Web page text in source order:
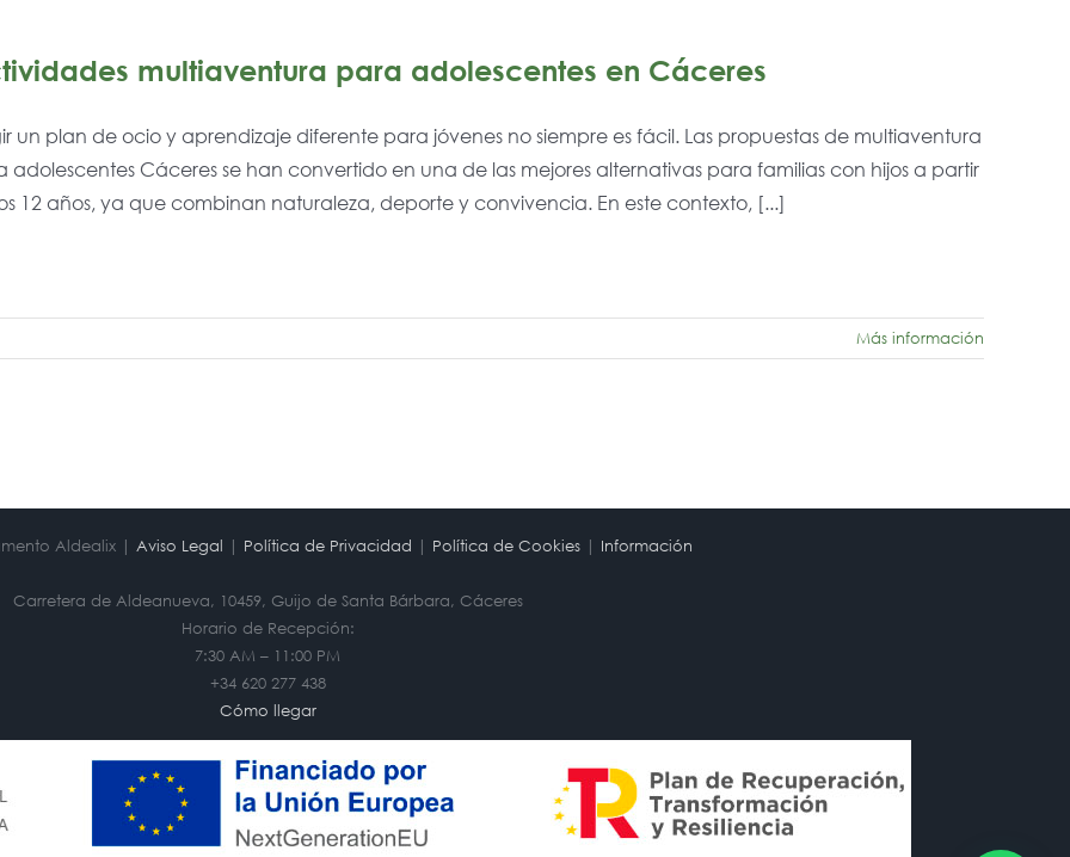
multiaventura para adolescentes en Cáceres
un plan de ocio y aprendizaje diferente para jóvenes no siempre es fácil. Las propuestas de multiaventura
adolescentes Cáceres se han convertido en una de las mejores alternativas para familias con hijos a partir
12 años, ya que combinan naturaleza, deporte y convivencia. En este contexto, [...]
Más información
Aldealix | Aviso Legal | Política de Privacidad | Política de Cookies| Información
Carretera de Aldeanueva, 10459, Guijo de Santa Bárbara, Cáceres
Horario de Recepción:
7:30 AM – 11:00 PM
+34 620 277 438
Cómo llegar